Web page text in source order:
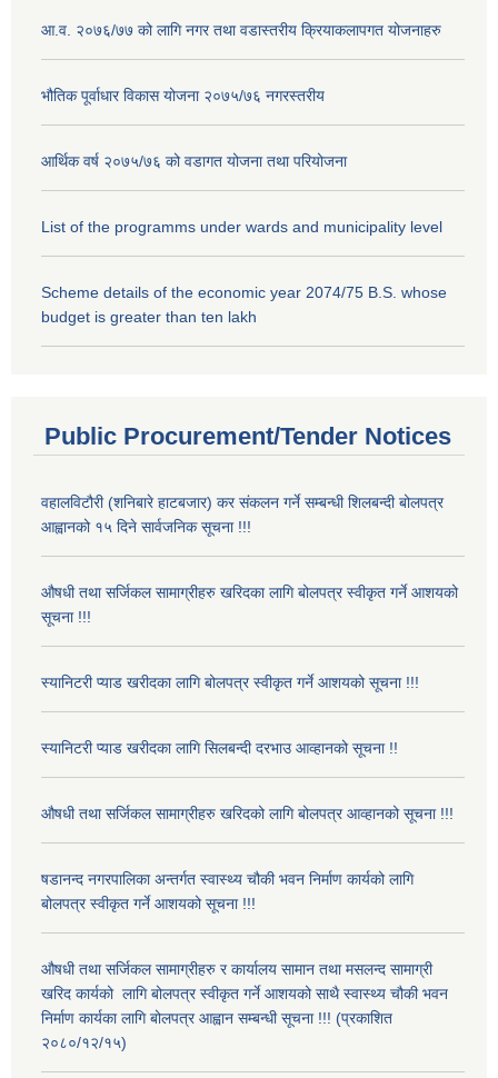
आ.व. २०७६/७७ को लागि नगर तथा वडास्तरीय क्रियाकलापगत योजनाहरु
भौतिक पूर्वाधार विकास योजना २०७५/७६ नगरस्तरीय
आर्थिक वर्ष २०७५/७६ को वडागत योजना तथा परियोजना
List of the programms under wards and municipality level
Scheme details of the economic year 2074/75 B.S. whose
budget is greater than ten lakh
Public Procurement/Tender Notices
वहालविटौरी (शनिबारे हाटबजार) कर संकलन गर्ने सम्बन्धी शिलबन्दी बोलपत्र
आह्वानको १५ दिने सार्वजनिक सूचना !!!
औषधी तथा सर्जिकल सामाग्रीहरु खरिदका लागि बोलपत्र स्वीकृत गर्ने आशयको
सूचना !!!
स्यानिटरी प्याड खरीदका लागि बोलपत्र स्वीकृत गर्ने आशयको सूचना !!!
स्यानिटरी प्याड खरीदका लागि सिलबन्दी दरभाउ आव्हानको सूचना !!
औषधी तथा सर्जिकल सामाग्रीहरु खरिदको लागि बोलपत्र आव्हानको सूचना !!!
षडानन्द नगरपालिका अन्तर्गत स्वास्थ्य चौकी भवन निर्माण कार्यको लागि
बोलपत्र स्वीकृत गर्ने आशयको सूचना !!!
औषधी तथा सर्जिकल सामाग्रीहरु र कार्यालय सामान तथा मसलन्द सामाग्री
खरिद कार्यको लागि बोलपत्र स्वीकृत गर्ने आशयको साथै स्वास्थ्य चौकी भवन
निर्माण कार्यका लागि बोलपत्र आह्वान सम्बन्धी सूचना !!! (प्रकाशित
२०८०/१२/१५)